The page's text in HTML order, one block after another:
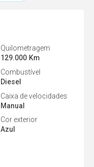
Quilometragem
129.000 Km
Combustível
Diesel
Caixa de velocidades
Manual
Cor exterior
Azul